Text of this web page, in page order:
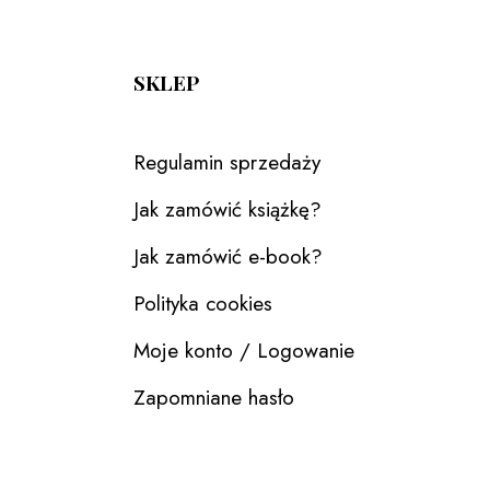
SKLEP
Regulamin sprzedaży
Jak zamówić książkę?
Jak zamówić e-book?
Polityka cookies
Moje konto / Logowanie
Zapomniane hasło